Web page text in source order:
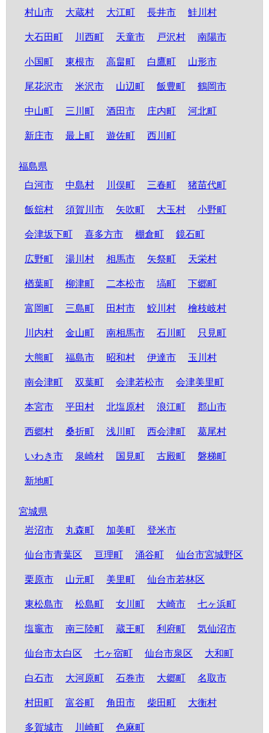
村山市 大蔵村 大江町 長井市 鮭川村
大石田町 川西町 天童市 戸沢村 南陽市
小国町 東根市 高畠町 白鷹町 山形市
尾花沢市 米沢市 山辺町 飯豊町 鶴岡市
中山町 三川町 酒田市 庄内町 河北町
新庄市 最上町 遊佐町 西川町
福島県
白河市
中島村 川俣町 三春町 猪苗代町
飯舘村 須賀川市 矢吹町 大玉村 小野町
会津坂下町 喜多方市 棚倉町 鏡石町
広野町 湯川村 相馬市 矢祭町 天栄村
楢葉町 柳津町 二本松市 塙町 下郷町
富岡町 三島町 田村市 鮫川村 檜枝岐村
川内村 金山町 南相馬市 石川町 只見町
大熊町 福島市 昭和村 伊達市 玉川村
南会津町 双葉町 会津若松市 会津美里町
本宮市 平田村 北塩原村 浪江町 郡山市
西郷村 桑折町 浅川町 西会津町 葛尾村
いわき市 泉崎村 国見町 古殿町 磐梯町
新地町
宮城県
岩沼市
丸森町 加美町 登米市
仙台市青葉区 亘理町 涌谷町 仙台市宮城野区
栗原市 山元町 美里町 仙台市若林区
東松島市 松島町 女川町 大崎市 七ヶ浜町
塩竈市 南三陸町 蔵王町 利府町 気仙沼市
仙台市太白区 七ヶ宿町 仙台市泉区 大和町
白石市 大河原町 石巻市 大郷町 名取市
村田町 富谷町 角田市 柴田町 大衡村
多賀城市 川崎町 色麻町